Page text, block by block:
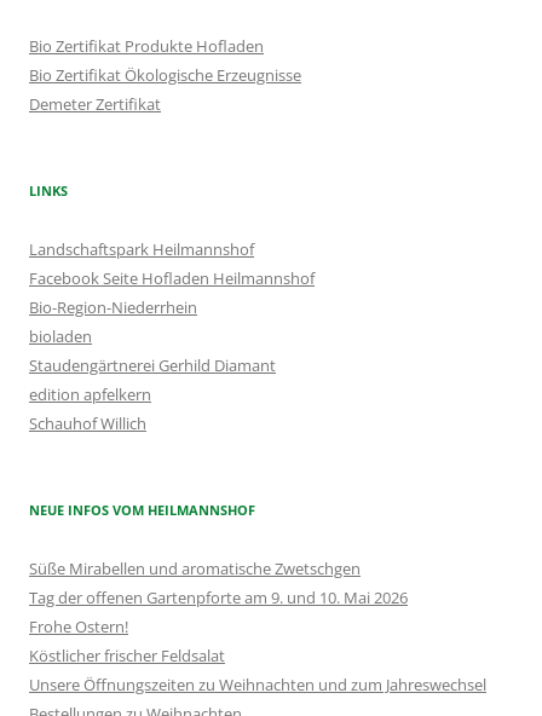
Bio Zertifikat Produkte Hofladen
Bio Zertifikat Ökologische Erzeugnisse
Demeter Zertifikat
LINKS
Landschaftspark Heilmannshof
Facebook Seite Hofladen Heilmannshof
Bio-Region-Niederrhein
bioladen
Staudengärtnerei Gerhild Diamant
edition apfelkern
Schauhof Willich
NEUE INFOS VOM HEILMANNSHOF
Süße Mirabellen und aromatische Zwetschgen
Tag der offenen Gartenpforte am 9. und 10. Mai 2026
Frohe Ostern!
Köstlicher frischer Feldsalat
Unsere Öffnungszeiten zu Weihnachten und zum Jahreswechsel